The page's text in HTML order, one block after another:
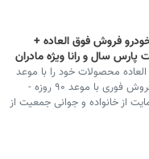
فروش فوق العاده +
سال و رانا ویژه مادران
محصولات خود را با موعد
تحویل ۹۰ روزه در دی ۱۴۰۱ (فروش فوری با موعد ۹۰ روزه -
از خانواده و جوانی جمعیت از